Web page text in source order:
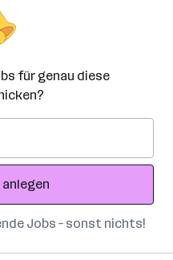
für genau diese
Jobs – sonst nichts!